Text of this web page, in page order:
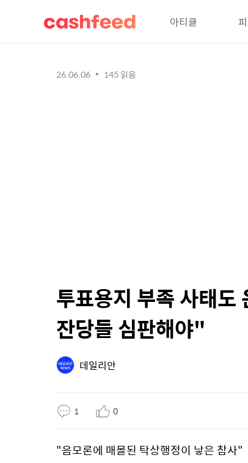
아티클
26.06.06 145 읽음
투표용지 부족 사태
잔당들 심판해야"
데일리안
1 0
"음모론에 매몰된 탁상행정이 낳은 참사"